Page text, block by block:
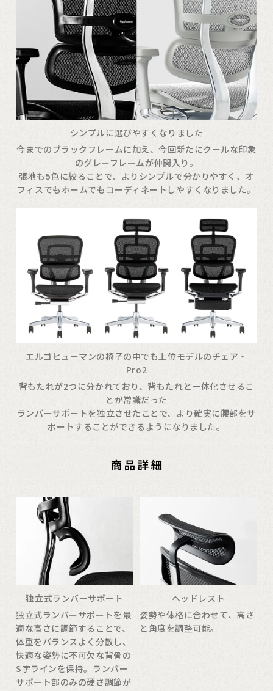
シンプルに選びやすくなりました
今までのブラックフレームに加え、今回新たにクールな印象
のグレーフレームが仲間入り。
張地も5色に絞ることで、よりシンプルで分かりやすく、オ
フィスでもホームでもコーディネートしやすくなりました。
エルゴヒューマンの椅子の中でも上位モデルのチェア・
Pro2
背もたれが2つに分かれており、背もたれと一体化させるこ
とが常識だった
ランバーサポートを独立させたことで、より確実に腰部をサ
ポートすることができるようになりました。
独立式ランバーサポート
独立式ランバーサポートを最
適な高さに調節することで、
体重をバランスよく分散し、
快適な姿勢に不可欠な背骨の
S字ラインを保持。ランバー
サポート部のみの硬さ調節が
ヘッドレスト
姿勢や体格に合わせて、高さ
と角度を調整可能。